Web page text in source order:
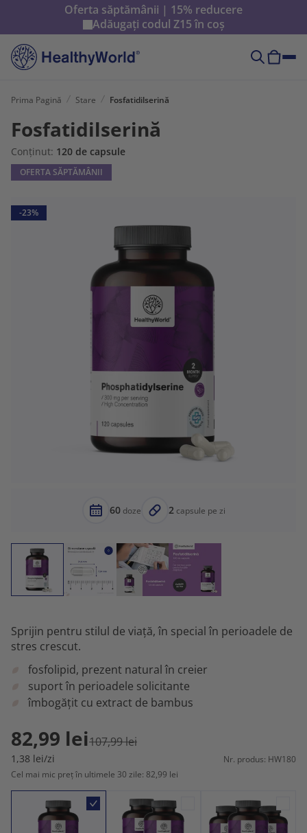
Oferta săptămânii | 15% reducere
Adăugați codul Z15în coș
Prima Pagină Stare Fosfatidilserină
Fosfatidilserină
Conținut: 120 de capsule
OFERTA SĂPTĂMÂNII
-23%
60doze 2capsule pe zi
Sprijin pentru stilul de viață, în special în perioadele de
stres crescut.
fosfolipid, prezent natural în creier
suport în perioadele solicitante
îmbogățit cu extract de bambus
82,99 lei107,99 lei
1,38 lei/zi
Nr. produs: HW180
Cel mai mic preț în ultimele 30 zile: 82,99 lei